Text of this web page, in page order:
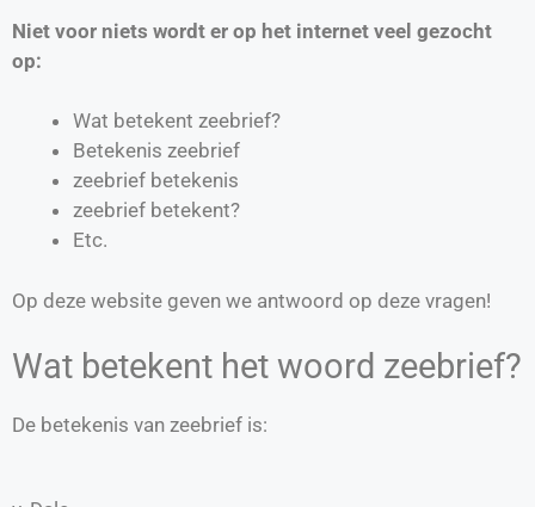
Niet voor niets wordt er op het internet veel gezocht
op:
Wat betekent zeebrief?
Betekenis zeebrief
zeebrief betekenis
zeebrief betekent?
Etc.
Op deze website geven we antwoord op deze vragen!
Wat betekent het woord zeebrief?
De betekenis van zeebrief is: